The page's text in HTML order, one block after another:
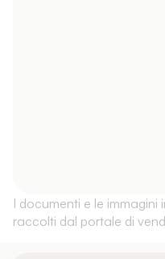
I documenti e le
raccolti dal portale di